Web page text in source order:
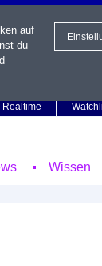
Realtime
Wissen
auf
du